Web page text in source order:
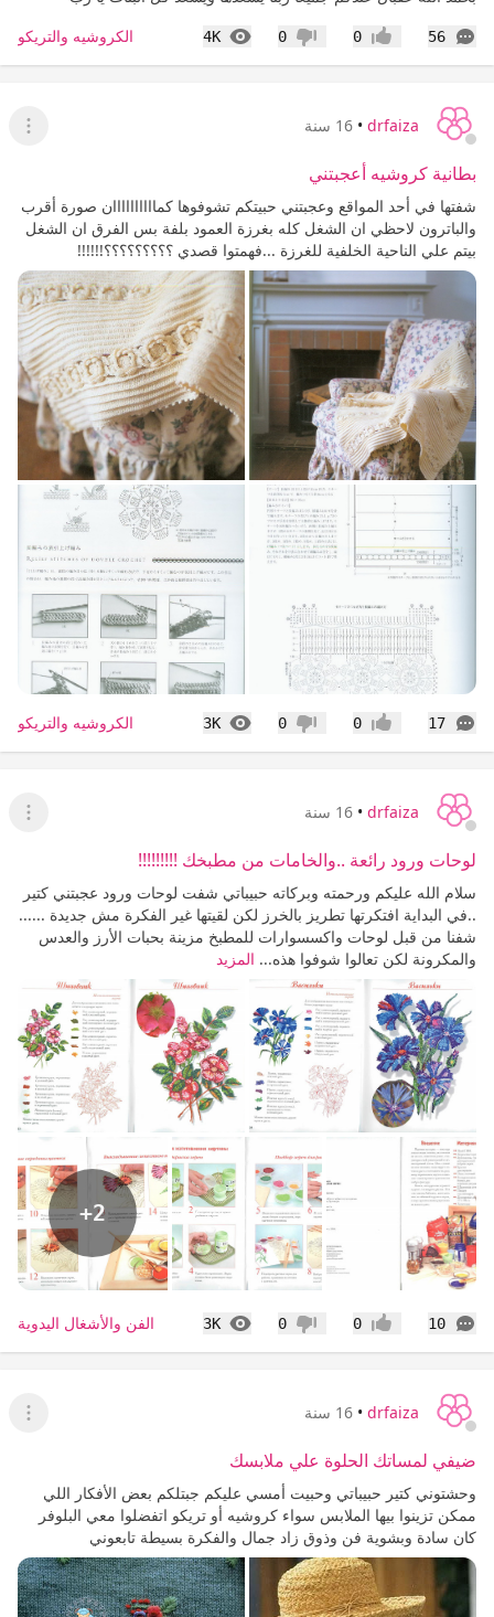
56
التعليقات إعجاب0 عدم إعجاب
0
4K
المشاهدات الكروشيه والتريكو
drfaiza
• 16 سنة
عرض
بطانية كروشيه أعجبتني
شفتها في أحد المواقع وعجبتني حبيتكم تشوفوها كماااااااااان صورة أقرب
والباترون لاحظي ان الشغل كله بغرزة العمود بلفة بس الفرق ان الشغل
بيتم علي الناحية الخلفية للغرزة ...فهمتوا قصدي ؟؟؟؟؟؟؟؟؟!!!!!!
17
التعليقات إعجاب0 عدم إعجاب
0
3K
المشاهدات الكروشيه والتريكو
drfaiza
• 16 سنة
عرض
لوحات ورود رائعة ..والخامات من مطبخك !!!!!!!!!
سلام الله عليكم ورحمته وبركاته حبيباتي شفت لوحات ورود عجبتني كتير
..في البداية افتكرتها تطريز بالخرز لكن لقيتها غير الفكرة مش جديدة ......
شفنا من قبل لوحات واكسسوارات للمطبخ مزينة بحبات الأرز والعدس
والمكرونة لكن تعالوا شوفوا هذه... المزيد
+2
10
التعليقات إعجاب0 عدم إعجاب
0
3K
المشاهدات الفن والأشغال اليدوية
drfaiza
• 16 سنة
عرض
ضيفي لمساتك الحلوة علي ملابسك
وحشتوني كتير حبيباتي وحبيت أمسي عليكم جبتلكم بعض الأفكار اللي
ممكن تزينوا بيها الملابس سواء كروشيه أو تريكو اتفضلوا معي البلوفر
كان سادة وبشوية فن وذوق زاد جمال والفكرة بسيطة تابعوني